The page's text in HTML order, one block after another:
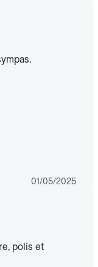
01/05/2025
polis et